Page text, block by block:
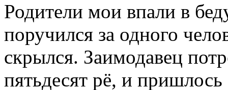
Родители мои впали в
поручился за одного
скрылся. Заимодавец
пятьдесят рё, и